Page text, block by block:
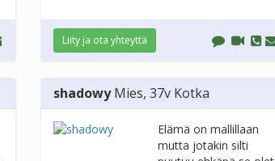
Liity ja ota yhteyttä
shadowy Mies, 37v Kotka
Elämä on mallillaan
mutta jotakin silti